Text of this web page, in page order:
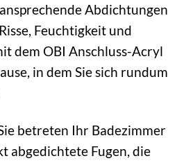
Abdichtungen
Feuchtigkeit und
dem OBI Anschluss-Acryl
in dem Sie sich rundum
betreten Ihr Badezimmer
abgedichtete Fugen, die